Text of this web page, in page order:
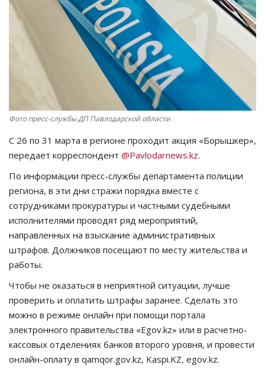
СПЕЦПРОЕКТЫ
СПОРТ
Чек-лист
РАЗВЛЕЧЕНИЯ
OFFICIAL
Курултай
Язык
Қазақша Русский
Фото пресс-службы ДП Павлодарской области
C 26 по 31 марта в регионе проходит акция «Борышкер»,
передает корреспондент @Pavlodarnews.kz.
По информации пресс-службы департамента полиции
региона, в эти дни стражи порядка вместе с
сотрудниками прокуратуры и частными судебными
исполнителями проводят ряд мероприятий,
направленных на взыскание административных
штрафов. Должников посещают по месту жительства и
работы.
Чтобы не оказаться в неприятной ситуации, лучше
проверить и оплатить штрафы заранее. Сделать это
можно в режиме онлайн при помощи портала
электронного правительства «Еgov.kz» или в расчетно-
кассовых отделениях банков второго уровня, и провести
онлайн-оплату в qamqor.gov.kz, Kaspi.KZ, egov.kz.